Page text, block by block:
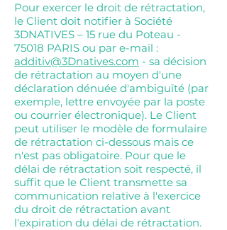
Pour exercer le droit de rétractation,
le Client doit notifier à Société
3DNATIVES – 15 rue du Poteau -
75018 PARIS ou par e-mail :
additiv@3Dnatives.com - sa décision
de rétractation au moyen d'une
déclaration dénuée d'ambiguïté (par
exemple, lettre envoyée par la poste
ou courrier électronique). Le Client
peut utiliser le modèle de formulaire
de rétractation ci-dessous mais ce
n'est pas obligatoire. Pour que le
délai de rétractation soit respecté, il
suffit que le Client transmette sa
communication relative à l'exercice
du droit de rétractation avant
l'expiration du délai de rétractation.